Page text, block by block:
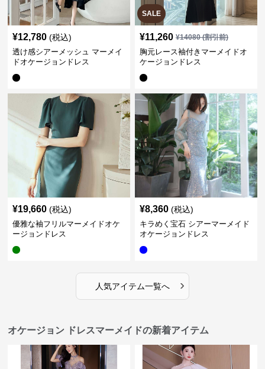
¥12,780 (税込)
透け感シアーメッシュ マーメイ
ドオケージョンドレス
SALE
¥11,260 ¥14080(割引前)
胸元レース袖付きマーメイドオ
ケージョンドレス
¥19,660 (税込)
優雅な袖フリルマーメイドオケ
ージョンドレス
¥8,360 (税込)
キラめく宝石 シアーマーメイド
オケージョンドレス
人気アイテム一覧へ ›
オケージョン ドレスマーメイドの新着アイテム